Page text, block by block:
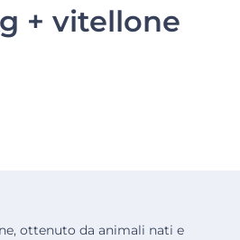
+ vitellone
ottenuto da animali nati e